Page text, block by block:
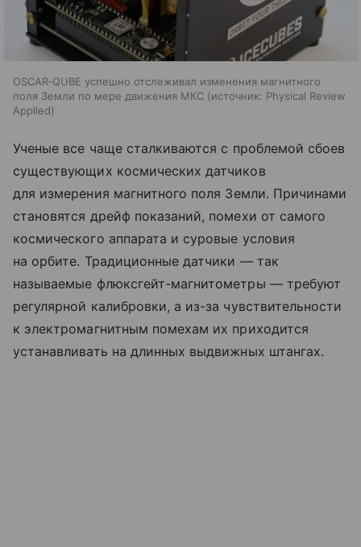
OSCAR‑QUBE успешно отслеживал изменения магнитного
поля Земли по мере движения МКС
источник: Physical Review
Applied
Ученые все чащесталкиваются с проблемой сбоев
существующих космических датчиков
для измерения магнитного поля Земли. Причинами
становятся дрейф показаний, помехи от самого
космического аппарата и суровые условия
на орбите. Традиционные датчики — так
называемые флюксгейт-магнитометры — требуют
регулярной калибровки, а из-за чувствительности
к электромагнитным помехам их приходится
устанавливать на длинных выдвижных штангах.